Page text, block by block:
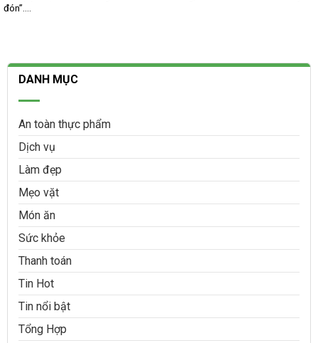
đón”....
DANH MỤC
An toàn thực phẩm
Dịch vụ
Làm đẹp
Mẹo vặt
Món ăn
Sức khỏe
Thanh toán
Tin Hot
Tin nổi bật
Tổng Hợp